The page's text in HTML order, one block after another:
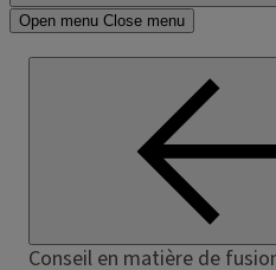
Open menu Close menu
Conseil en matière de